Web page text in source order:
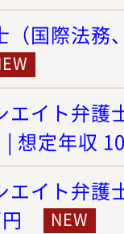
（国際法務
イト弁護
想定年収
エイト弁護